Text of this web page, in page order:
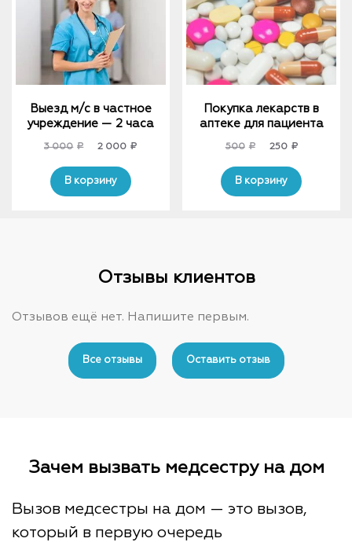
Выезд м/с в частное
учреждение — 2 часа
3 000 ₽
Original
was:
3
2 000 ₽Current
В корзину
Покупка лекарств в
аптеке для пациента
500 ₽
Original
was:
500₽.
250 ₽Current
is:
В корзину
Отзывы клиентов
Отзывов ещё нет. Напишите первым.
Все отзывы Оставить отзыв
Зачем вызвать медсестру на дом
Вызов медсестры на дом — это вызов,
который в первую очередь